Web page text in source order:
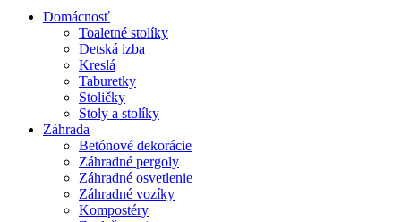
Domácnosť
Toaletné stolíky
Detská izba
Kreslá
Taburetky
Stoličky
Stoly a stolíky
Záhrada
Betónové dekorácie
Záhradné pergoly
Záhradné osvetlenie
Záhradné vozíky
Kompostéry